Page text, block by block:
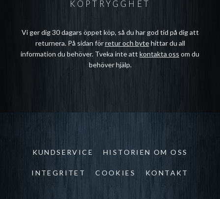
KÖPTRYGGHET
Vi ger dig 30 dagars öppet köp, så du har god tid på dig att
returnera. På sidan förretur och bytehittar du all
information du behöver. Tveka inte att kontakta oss om du
behöver hjälp.
KUNDSERVICE HISTORIEN OM OSS
INTEGRITET COOKIES KONTAKT